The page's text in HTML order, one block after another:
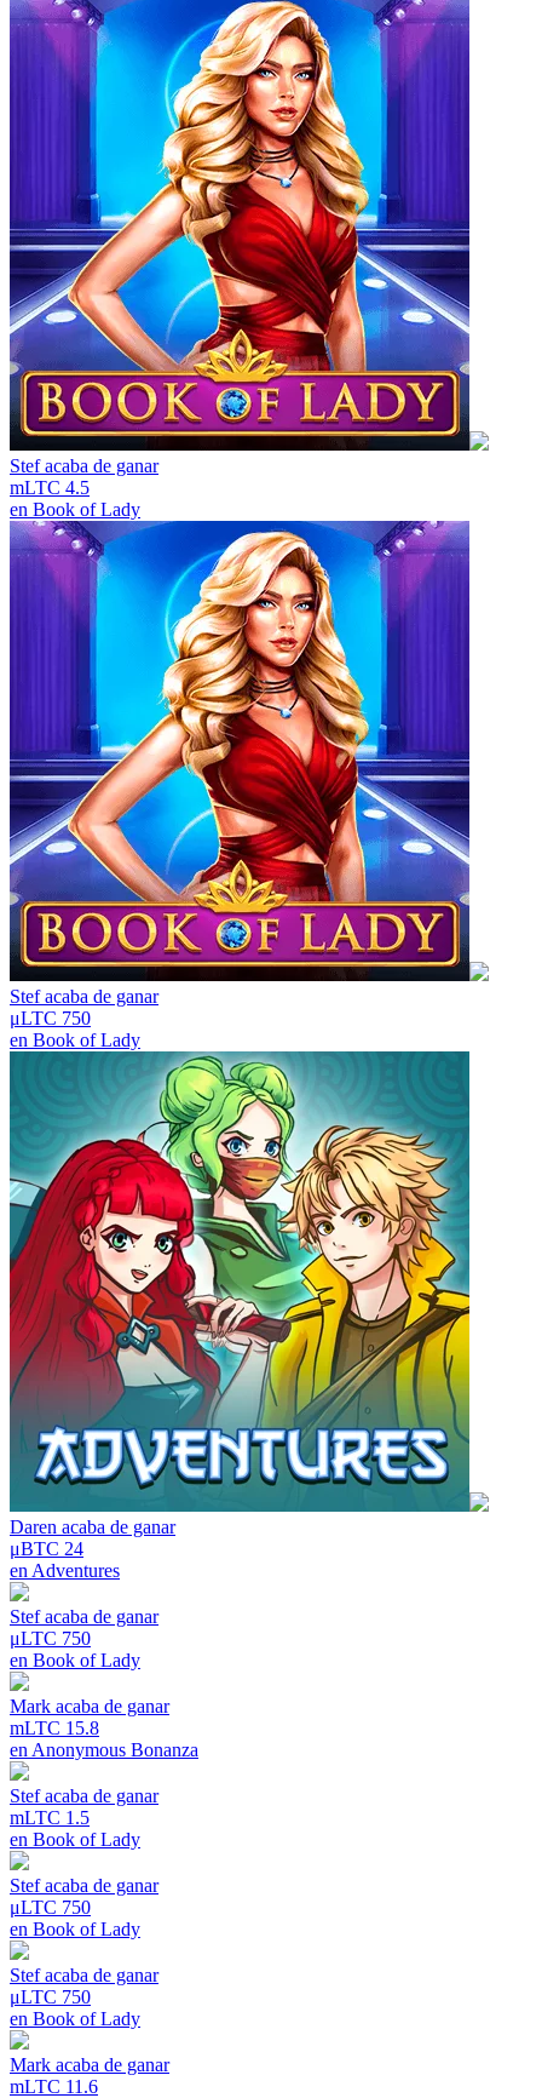
Stefacaba de ganar
mLTC 4.5
en Book of Lady
Stefacaba de ganar
μLTC 750
en Book of Lady
Daren acaba de ganar
μBTC 24
en Adventures
Stefacaba de ganar
μLTC 750
en Book of Lady
Mark acaba de ganar
mLTC 15.8
en Anonymous Bonanza
Stefacaba de ganar
mLTC 1.5
en Book of Lady
Stefacaba de ganar
μLTC 750
en Book of Lady
Stefacaba de ganar
μLTC 750
en Book of Lady
Mark acaba de ganar
mLTC 11.6